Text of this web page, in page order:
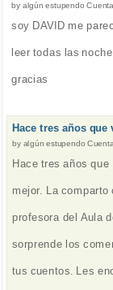
by algún estupendo
soy DAVID me
leer todas las
gracias
Hace tres años que
by algún estupendo
Hace tres años
mejor. La
profesora del Aula
sorprende los
tus cuentos. Les